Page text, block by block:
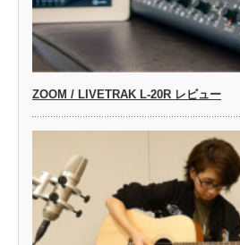
ZOOM / LIVETRAK L-20R レビュー